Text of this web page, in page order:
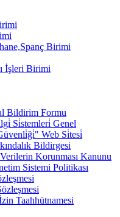
Birimi
İşleri Birimi
Bildirim Formu
Si̇stemleri̇ Genel
Web Si̇tesi̇
Bildirgesi
Korunması Kanunu
Sistemi Politikası
Taahhütnamesi